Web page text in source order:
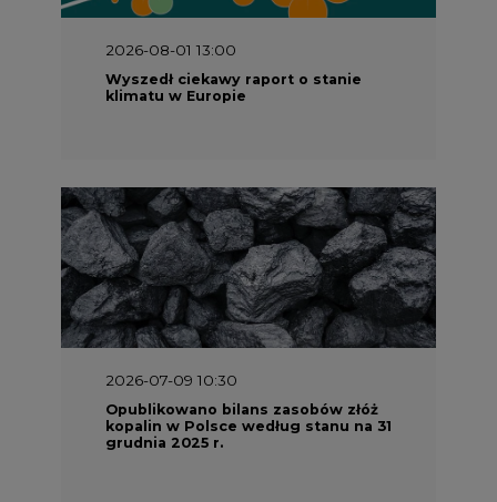
2026-08-01 13:00
Wyszedł ciekawy raport o stanie
klimatu w Europie
2026-07-09 10:30
Opublikowano bilans zasobów złóż
kopalin w Polsce według stanu na 31
grudnia 2025 r.